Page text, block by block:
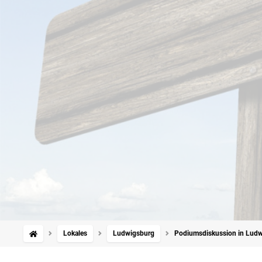
Lokales Ludwigsburg Podiumsdiskussion in